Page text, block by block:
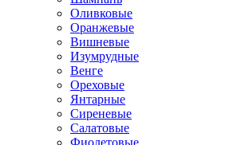
Оливковые
Оранжевые
Вишневые
Изумрудные
Венге
Ореховые
Янтарные
Сиреневые
Салатовые
Фиолетовые